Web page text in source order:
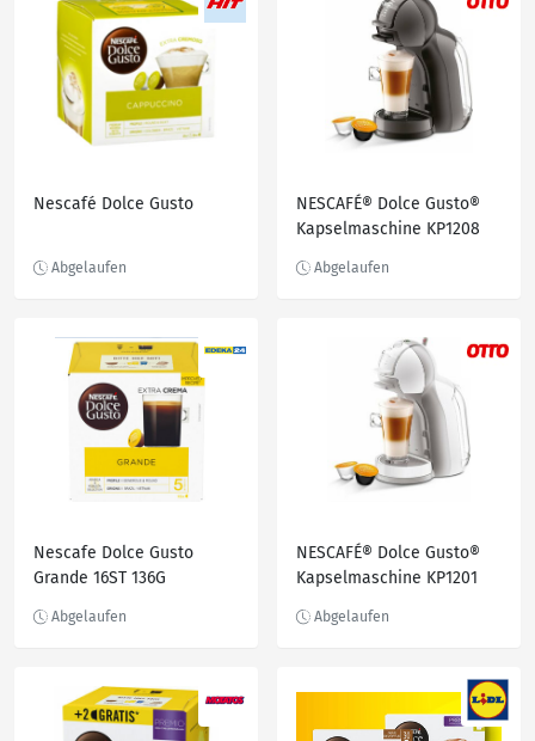
Nescafé Dolce Gusto
NESCAFÉ® Dolce Gusto®
Kapselmaschine KP1208
Play & Select-Funktion,
Nescafe Dolce Gusto
Grande 16ST 136G
NESCAFÉ® Dolce Gusto®
Kapselmaschine KP1201
Küche, samtige Crema,